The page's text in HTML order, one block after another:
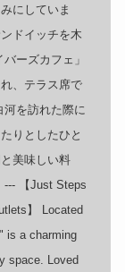
にしていま
ドイッチを木
ーズカフェ」
、テラス席で
を訪れた際に
りとしたひと
美味しい料
--- 【Just Steps
】 Located
is a charming
space. Loved